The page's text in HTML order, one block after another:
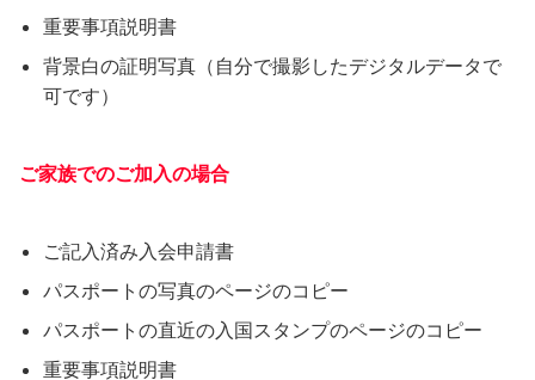
重要事項説明書
背景白の証明写真（自分で撮影したデジタルデータで
可です）
ご家族でのご加入の場合
ご記入済み入会申請書
パスポートの写真のページのコピー
パスポートの直近の入国スタンプのページのコピー
重要事項説明書